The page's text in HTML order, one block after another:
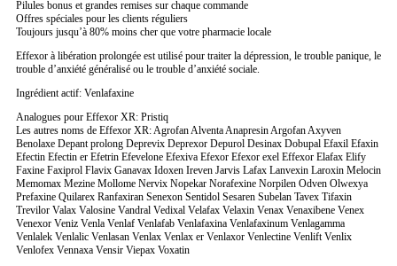
Pilules bonus et grandes remises sur chaque commande
Offres spéciales pour les clients réguliers
Toujours jusqu’à 80% moins cher que votre pharmacie locale
Effexor à libération prolongée est utilisé pour traiter la dépression, le trouble panique, le
trouble d’anxiété généralisé ou le trouble d’anxiété sociale.
Ingrédient actif: Venlafaxine
Analogues pour Effexor XR: Pristiq
Les autres noms de Effexor XR: Agrofan Alventa Anapresin Argofan Axyven
Benolaxe Depant prolong Deprevix Deprexor Depurol Desinax Dobupal Efaxil Efaxin
Efectin Efectin er Efetrin Efevelone Efexiva Efexor Efexor exel Effexor Elafax Elify
Faxine Faxiprol Flavix Ganavax Idoxen Ireven Jarvis Lafax Lanvexin Laroxin Melocin
Memomax Mezine Mollome Nervix Nopekar Norafexine Norpilen Odven Olwexya
Prefaxine Quilarex Ranfaxiran Senexon Sentidol Sesaren Subelan Tavex Tifaxin
Trevilor Valax Valosine Vandral Vedixal Velafax Velaxin Venax Venaxibene Venex
Venexor Veniz Venla Venlaf Venlafab Venlafaxina Venlafaxinum Venlagamma
Venlalek Venlalic Venlasan Venlax Venlax er Venlaxor Venlectine Venlift Venlix
Venlofex Vennaxa Vensir Viepax Voxatin